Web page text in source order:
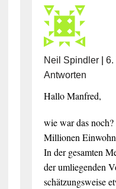
Neil Spindler| 6.
Antworten
Hallo Manfred,
wie war das
Millionen
In der gesamten
der umliegenden
schätzungsweise